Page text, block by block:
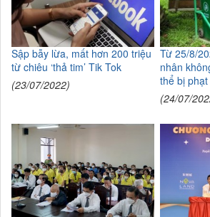
Sập bẫy lừa, mất hơn 200 triệu
từ chiêu ‘thả tim’ Tik Tok
(23/07/2022)
Từ 25/8/
nhân
thể bị
(24/07/